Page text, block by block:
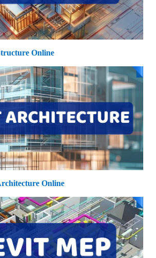
Online
Online